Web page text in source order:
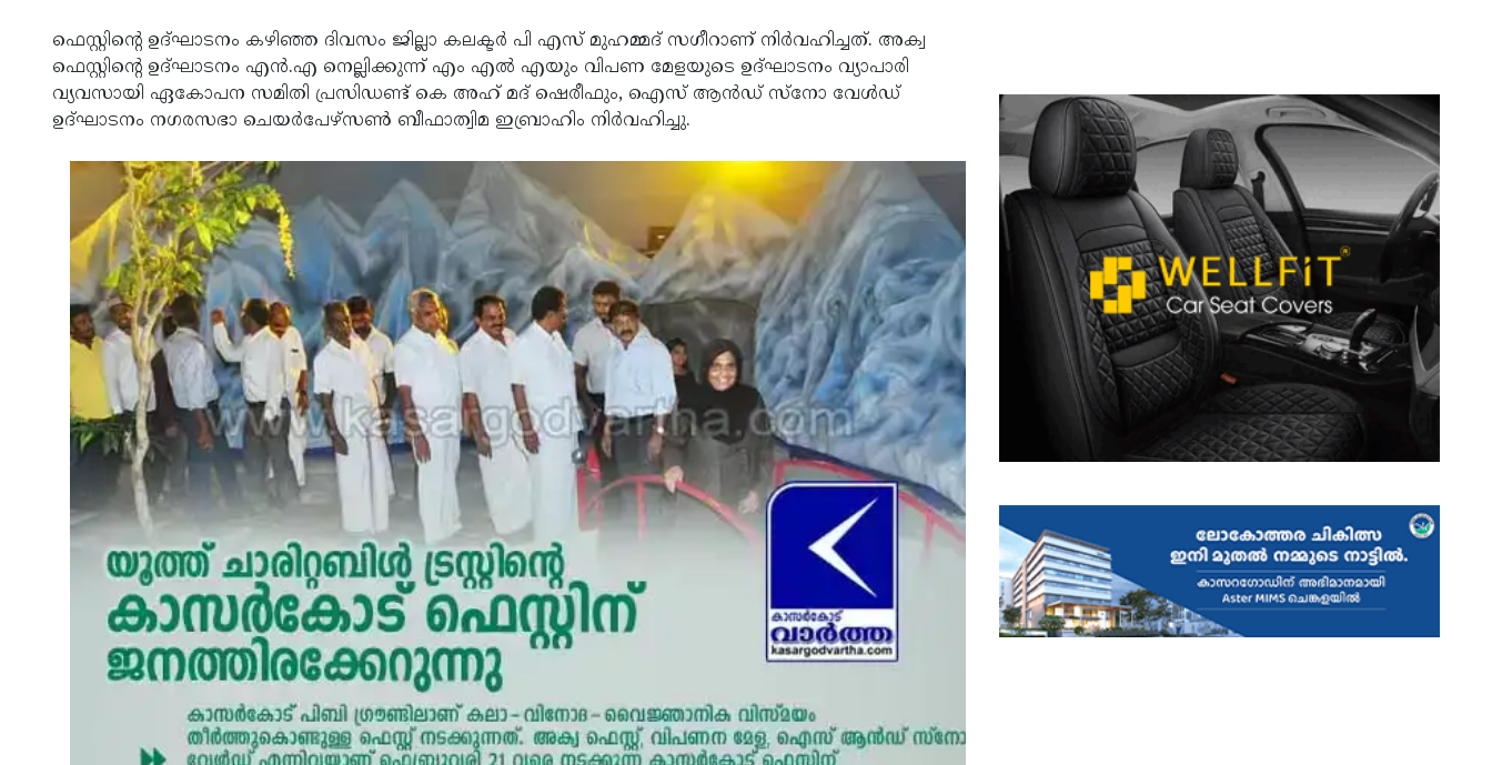
ഫെസ്റ്റിന്റെ ഉദ്ഘാടനം കഴിഞ്ഞ ദിവസം ജില്ലാ കലക്ടര്‍ പി എസ് മുഹമ്മദ് സഗീറാണ് നിര്‍വഹിച്ചത്. അക്വ
ഫെസ്റ്റിന്റെ ഉദ്ഘാടനം എന്‍.എ നെല്ലിക്കുന്ന് എം എല്‍ എയും വിപണ മേളയുടെ ഉദ്ഘാടനം വ്യാപാരി
വ്യവസായി ഏകോപന സമിതി പ്രസിഡണ്ട് കെ അഹ് മദ് ഷെരീഫും, ഐസ് ആന്‍ഡ് സ്‌നോ വേള്‍ഡ്
ഉദ്ഘാടനം നഗരസഭാ ചെയര്‍പേഴ്‌സണ്‍ ബീഫാത്വിമ ഇബ്രാഹിം നിര്‍വഹിച്ചു.